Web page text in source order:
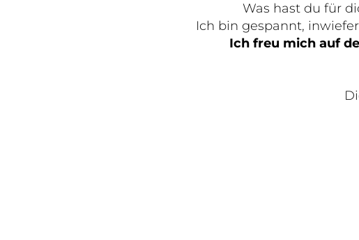
Was hast du für
Ich bin gespannt,
Ich freu mich auf